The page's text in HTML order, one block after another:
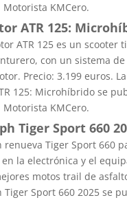
Motorista KMCero.
ATR 125:
ATR 125 es un scooter
con un sistema
Precio: 3.199 euros.
125: Microhíbrido se
Motorista KMCero.
Tiger Sport 660
Tiger Sport 660
en la electrónica y el
motos trail de
Tiger Sport 660 2025 se